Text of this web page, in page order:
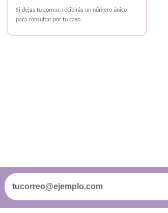
Si dejas tu correo, recibirás un número único
para consultar por tu caso.